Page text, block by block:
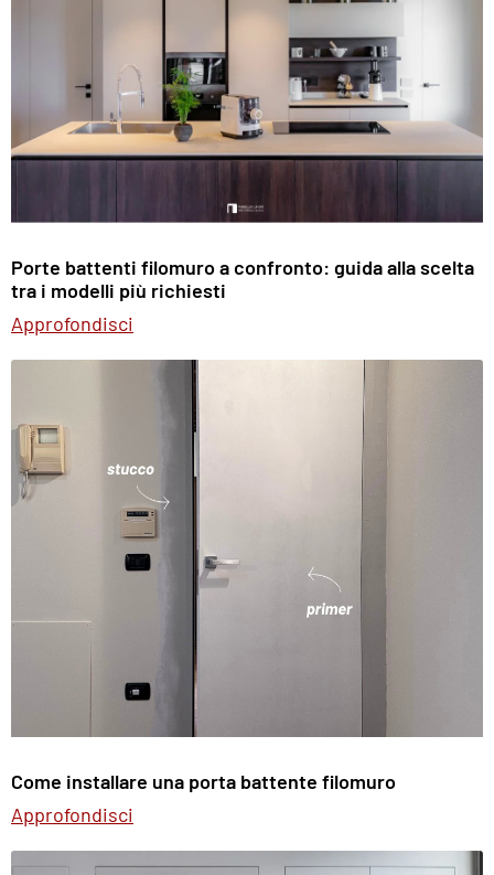
Porte battenti filomuro a confronto: guida alla scelta
tra i modelli più richiesti
Approfondisci
Come installare una porta battente filomuro
Approfondisci